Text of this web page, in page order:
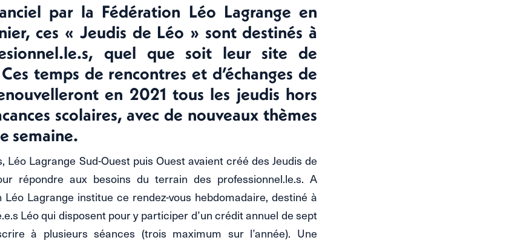
par la Fédération Léo Lagrange en
ces « Jeudis de Léo » sont destinés à
quel que soit leur site de
temps de rencontres et d’échanges de
en 2021 tous les jeudis hors
scolaires, avec de nouveaux thèmes
semaine.
Léo Lagrange Sud-Ouest puis Ouest avaient créé des Jeudis de
répondre aux besoins du terrain des professionnel.le.s. A
Léo Lagrange institue ce rendez-vous hebdomadaire, destiné à
Léo qui disposent pour y participer d’un crédit annuel de sept
à plusieurs séances (trois maximum sur l’année). Une